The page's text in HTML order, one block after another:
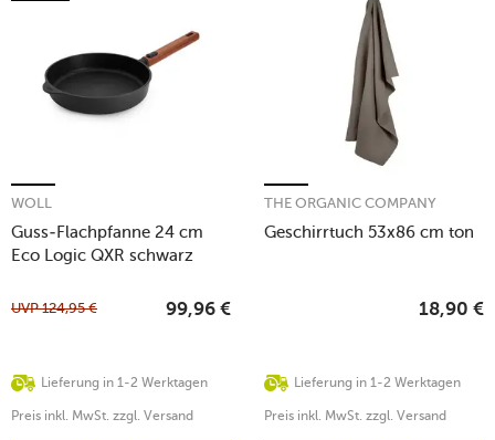
Guss-Flachpfanne 24 cm
Eco Logic QXR schwarz
WOLL
Lieferung in 1-2 Werktagen
UVP124,95 € 99,96 €
Preis inkl. MwSt. zzgl. Versand
Geschirrtuch 53x86 cm ton
THE ORGANIC COMPANY
Lieferung in 1-2 Werktagen
18,90 €
Preis inkl. MwSt. zzgl. Versand